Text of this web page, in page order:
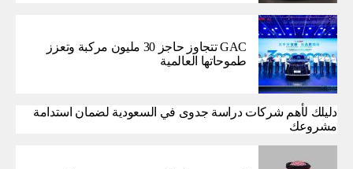
GAC تتجاوز حاجز 30 مليون مركبة وتعزز
طموحاتها العالمية
دليلك لأهم شركات دراسة جدوى في السعودية لضمان استدامة
مشروعك